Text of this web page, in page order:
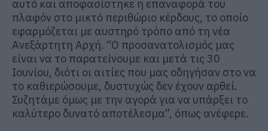
αυτό και αποφασίστηκε η επαναφορά του
πλαφόν στο μικτό περιθώριο κέρδους, το οποίο
εφαρμόζεται με αυστηρό τρόπο από τη νέα
Ανεξάρτητη Αρχή. “Ο προσανατολισμός μας
είναι να το παρατείνουμε και μετά τις 30
Ιουνίου, διότι οι αιτίες που μας οδηγήσαν στο να
το καθιερώσουμε, δυστυχώς δεν έχουν αρθεί.
Συζητάμε όμως με την αγορά για να υπάρξει το
καλύτερο δυνατό αποτέλεσμα”, όπως ανέφερε.